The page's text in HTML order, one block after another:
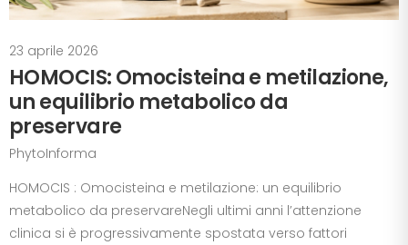
23 aprile 2026
HOMOCIS: Omocisteina e metilazione,
un equilibrio metabolico da
preservare
PhytoInforma
HOMOCIS : Omocisteina e metilazione: un equilibrio
metabolico da preservareNegli ultimi anni l’attenzione
clinica si è progressivamente spostata verso fattori